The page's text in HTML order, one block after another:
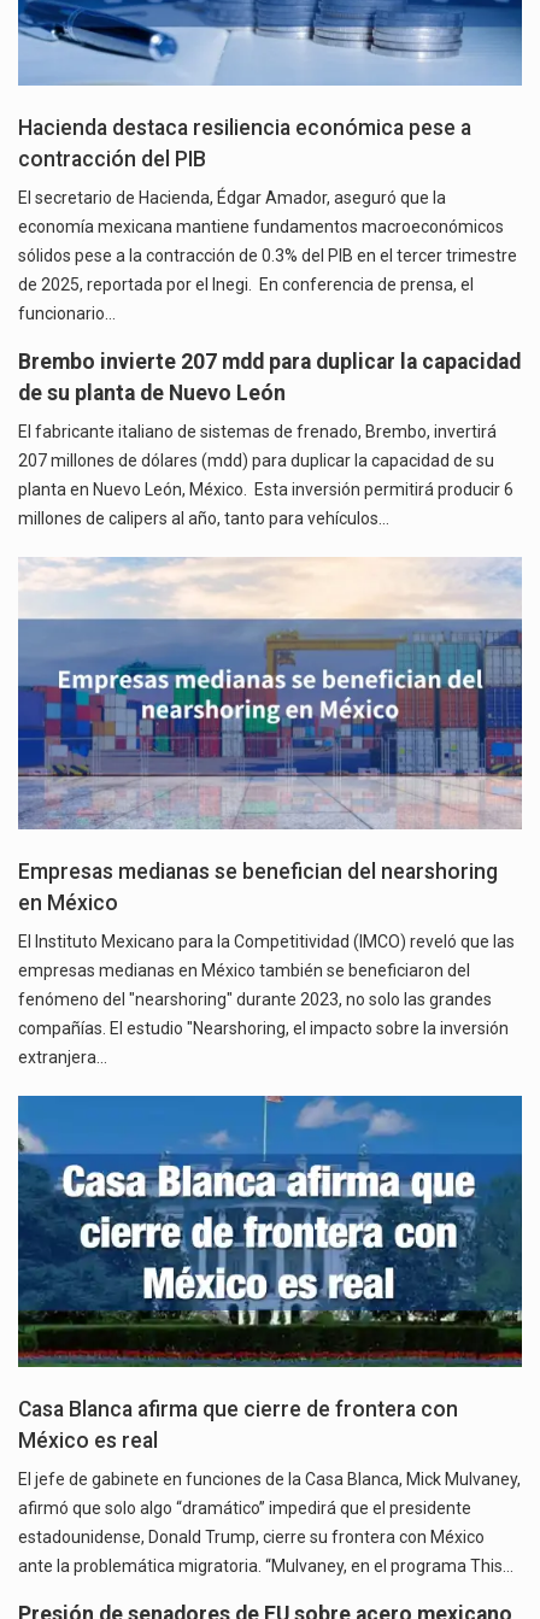
Hacienda destaca resiliencia económica pese a
contracción del PIB
El secretario de Hacienda, Édgar Amador, aseguró que la
economía mexicana mantiene fundamentos macroeconómicos
sólidos pese a la contracción de 0.3% del PIB en el tercer trimestre
de 2025, reportada por el Inegi. En conferencia de prensa, el
funcionario…
Brembo invierte 207 mdd para duplicar la capacidad
de su planta de Nuevo León
El fabricante italiano de sistemas de frenado, Brembo, invertirá
207 millones de dólares (mdd) para duplicar la capacidad de su
planta en Nuevo León, México. Esta inversión permitirá producir 6
millones de calipers al año, tanto para vehículos…
Empresas medianas se benefician del nearshoring
en México
El Instituto Mexicano para la Competitividad (IMCO) reveló que las
empresas medianas en México también se beneficiaron del
fenómeno del "nearshoring" durante 2023, no solo las grandes
compañías. El estudio "Nearshoring, el impacto sobre la inversión
extranjera…
Casa Blanca afirma que cierre de frontera con
México es real
El jefe de gabinete en funciones de la Casa Blanca, Mick Mulvaney,
afirmó que solo algo “dramático” impedirá que el presidente
estadounidense, Donald Trump, cierre su frontera con México
ante la problemática migratoria. “Mulvaney, en el programa This…